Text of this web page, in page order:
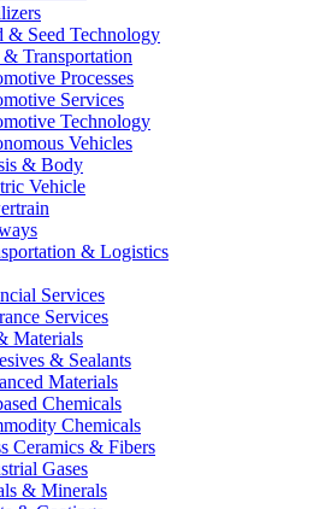
& Seed Technology
Transportation
Processes
Services
Technology
Vehicles
& Body
Vehicle
& Logistics
Services
Services
Materials
& Sealants
Materials
Chemicals
Chemicals
Ceramics & Fibers
Gases
& Minerals